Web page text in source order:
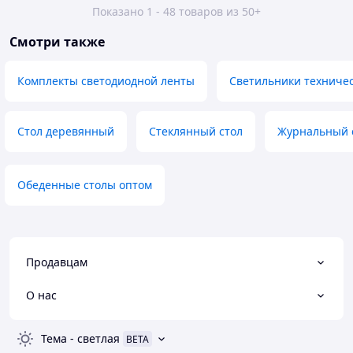
Показано 1 - 48 товаров из 50+
Смотри также
Комплекты светодиодной ленты Светильники
Стол деревянный Стеклянный стол Журнальный
Обеденные столы оптом
Продавцам
О нас
Тема - светлая BETA